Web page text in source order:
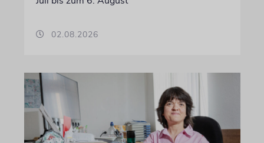
02.08.2026